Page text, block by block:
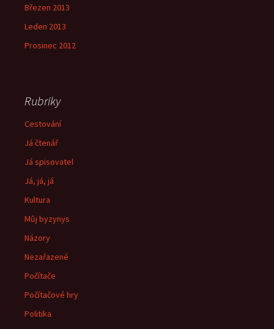
Březen 2013
Leden 2013
Prosinec 2012
Rubriky
Cestování
Já čtenář
Já spisovatel
Já, já, já
Kultura
Můj byzynys
Názory
Nezařazené
Počítače
Počítačové hry
Politika